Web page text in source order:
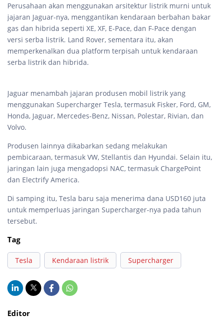
Perusahaan akan menggunakan arsitektur listrik murni untuk
jajaran Jaguar-nya, menggantikan kendaraan berbahan bakar
gas dan hibrida seperti XE, XF, E-Pace, dan F-Pace dengan
versi serba listrik. Land Rover, sementara itu, akan
memperkenalkan dua platform terpisah untuk kendaraan
serba listrik dan hibrida.
Jaguar menambah jajaran produsen mobil listrik yang
menggunakan Supercharger Tesla, termasuk Fisker, Ford, GM,
Honda, Jaguar, Mercedes-Benz, Nissan, Polestar, Rivian, dan
Volvo.
Produsen lainnya dikabarkan sedang melakukan
pembicaraan, termasuk VW, Stellantis dan Hyundai. Selain itu,
jaringan lain juga mengadopsi NAC, termasuk ChargePoint
dan Electrify America.
Di samping itu, Tesla baru saja menerima dana USD160 juta
untuk memperluas jaringan Supercharger-nya pada tahun
tersebut.
Tag
Tesla Kendaraan listrik Supercharger
Editor